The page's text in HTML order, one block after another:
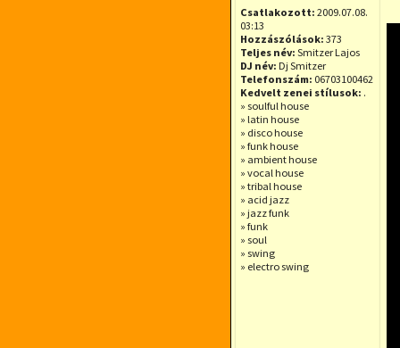
Csatlakozott: 2009.07.08.
03:13
Hozzászólások: 373
Teljes név: Smitzer Lajos
DJ név: Dj Smitzer
Telefonszám: 06703100462
Kedvelt zenei stílusok: .
» soulful house
» latin house
» disco house
» funk house
» ambient house
» vocal house
» tribal house
» acid jazz
» jazz funk
» funk
» soul
» swing
» electro swing